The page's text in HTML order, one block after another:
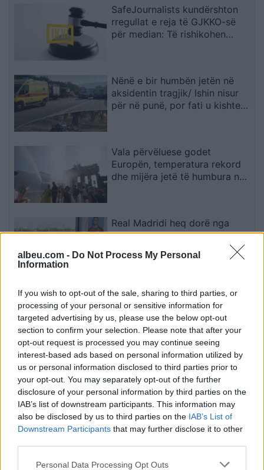
albeu.com - Do Not Process My Personal
Information
If you wish to opt-out of the sale, sharing to third parties, or
processing of your personal or sensitive information for
targeted advertising by us, please use the below opt-out
section to confirm your selection. Please note that after your
opt-out request is processed you may continue seeing
interest-based ads based on personal information utilized by
us or personal information disclosed to third parties prior to
your opt-out. You may separately opt-out of the further
disclosure of your personal information by third parties on the
IAB’s list of downstream participants. This information may
also be disclosed by us to third parties on the IAB’s List of
Downstream Participants that may further disclose it to other
Personal Data Processing Opt Outs
SafeJournalists kundërshton
rregullat e reja të GJKKO-së
për median: Të rishikohen
Nënë e bir humbën jetën në
aksidentin tragjik/ Ishin nisur
për në punë, por fati u kishte
Vala përvëluese godet
Europën, temperatura rekord
dhe mijëra jetë të humbura nga
Real Madridi heq dorë nga
përforcimet në mesfushë pasi
dështoi marrëveshja me Rodrin
Ende pa njoftim për vazhdimin
e seancës konstituive të
Kuvendit
Aksidenti tragjik në Bavari,
ambasadori Ajeti ngushëllon
familjarët e tre viktimave nga
Kosova
SPGPM kërkon që gazetarëve
t’u garantohet qasja në
informacion